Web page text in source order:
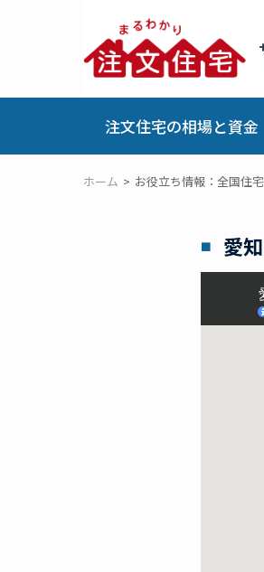
注文住宅の相場と資金
ホーム お役立ち情報：全国住
愛